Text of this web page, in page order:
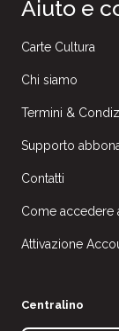
Aiuto e
Carte Cultura
Chi siamo
Termini &
Supporto
Contatti
Come accedere
Attivazione
Centralino